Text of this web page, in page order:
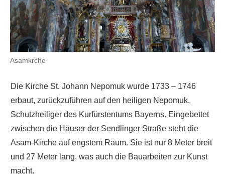
Asamkrche
Die Kirche St. Johann Nepomuk wurde 1733 – 1746
erbaut, zurückzuführen auf den heiligen Nepomuk,
Schutzheiliger des Kurfürstentums Bayerns. Eingebettet
zwischen die Häuser der Sendlinger Straße steht die
Asam-Kirche auf engstem Raum. Sie ist nur 8 Meter breit
und 27 Meter lang, was auch die Bauarbeiten zur Kunst
macht.